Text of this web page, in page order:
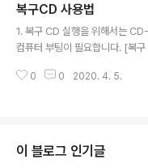
오류였다. 기업/기관이 사용하
았다. 안철수연구소는 이번 같..
복구CD 사용법
1. 복구 CD 실행을 위해서는
컴퓨터 부팅이 필요합니다. [복
에서 CD굽기가 안되는 분들은
들어갑니다. Boot 탭에서 CD-
을 가장 상단에 위치하도록 설정
0 0 2020. 4. 5.
이 블로그 인기글